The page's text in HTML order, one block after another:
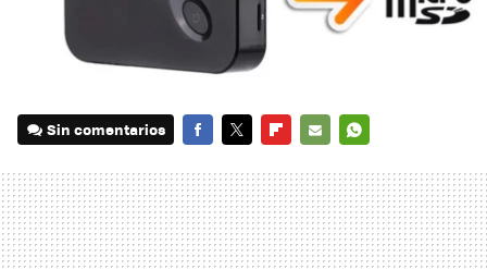
Sin comentarios
MAIL